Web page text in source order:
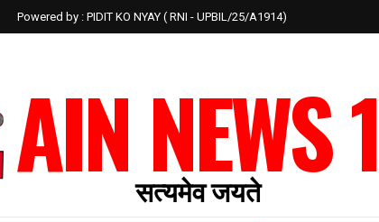
Powered by : PIDIT KO NYAY ( RNI - UPBIL/25/A1914)
AIN NEWS 1
सत्यमेव जयते